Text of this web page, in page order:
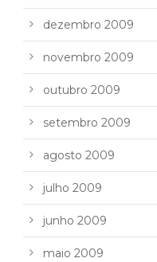
dezembro 2009
novembro 2009
outubro 2009
setembro 2009
agosto 2009
julho 2009
junho 2009
maio 2009